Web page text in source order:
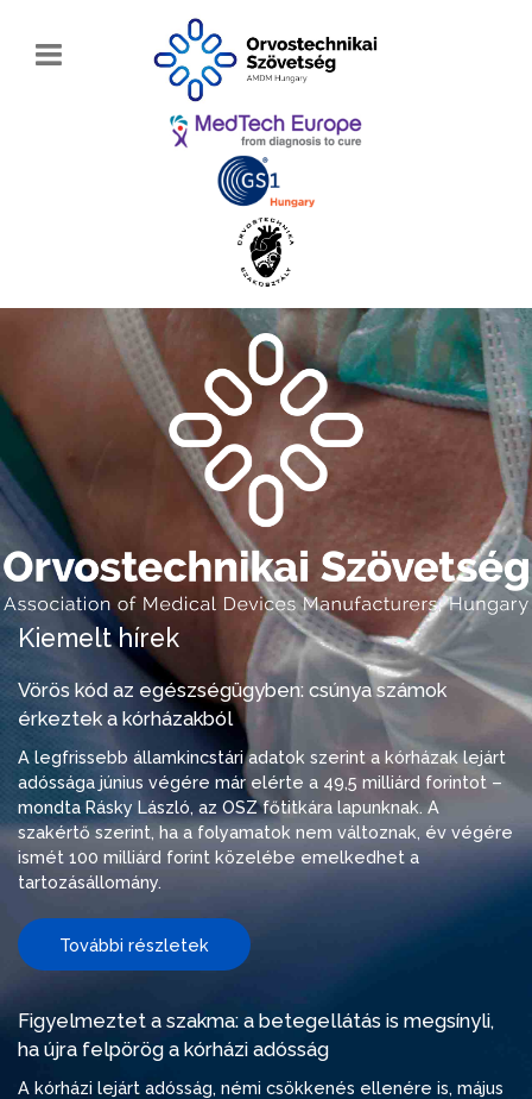
Kiemelt hírek
Vörös kód az egészségügyben: csúnya számok
érkeztek a kórházakból
A legfrissebb államkincstári adatok szerint a kórházak lejárt
adóssága június végére már elérte a 49,5 milliárd forintot –
mondta Rásky László, az OSZ főtitkára lapunknak. A
szakértő szerint, ha a folyamatok nem változnak, év végére
ismét 100 milliárd forint közelébe emelkedhet a
tartozásállomány.
További részletek
Figyelmeztet a szakma: a betegellátás is megsínyli,
ha újra felpörög a kórházi adósság
A kórházi lejárt adósság, némi csökkenés ellenére is, május